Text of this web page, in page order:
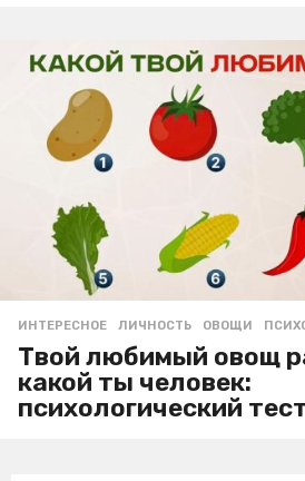
ИНТЕРЕСНОЕ ЛИЧНОСТЬ ,ОВОЩИ ,
Твой любимый овощ
какой ты человек:
психологический